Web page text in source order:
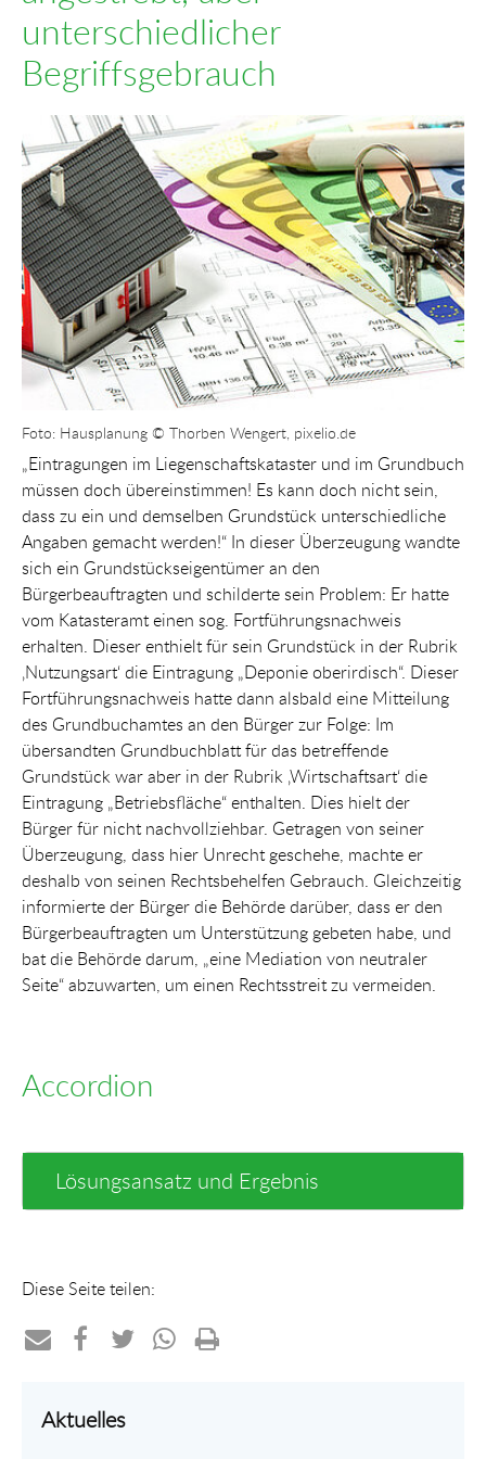
unterschiedlicher
Begriffsgebrauch
Show larger version for:
Foto: Hausplanung © Thorben Wengert, pixelio.de
„Eintragungen im Liegenschaftskataster und im Grundbuch
müssen doch übereinstimmen! Es kann doch nicht sein,
dass zu ein und demselben Grundstück unterschiedliche
Angaben gemacht werden!“ In dieser Überzeugung wandte
sich ein Grundstückseigentümer an den
Bürgerbeauftragten und schilderte sein Problem: Er hatte
vom Katasteramt einen sog. Fortführungsnachweis
erhalten. Dieser enthielt für sein Grundstück in der Rubrik
‚Nutzungsart‘ die Eintragung „Deponie oberirdisch“. Dieser
Fortführungsnachweis hatte dann alsbald eine Mitteilung
des Grundbuchamtes an den Bürger zur Folge: Im
übersandten Grundbuchblatt für das betreffende
Grundstück war aber in der Rubrik ‚Wirtschaftsart‘ die
Eintragung „Betriebsfläche“ enthalten. Dies hielt der
Bürger für nicht nachvollziehbar. Getragen von seiner
Überzeugung, dass hier Unrecht geschehe, machte er
deshalb von seinen Rechtsbehelfen Gebrauch. Gleichzeitig
informierte der Bürger die Behörde darüber, dass er den
Bürgerbeauftragten um Unterstützung gebeten habe, und
bat die Behörde darum, „eine Mediation von neutraler
Seite“ abzuwarten, um einen Rechtsstreit zu vermeiden.
Accordion
Lösungsansatz und Ergebnis
Diese Seite teilen:
perauf
Aktuelles